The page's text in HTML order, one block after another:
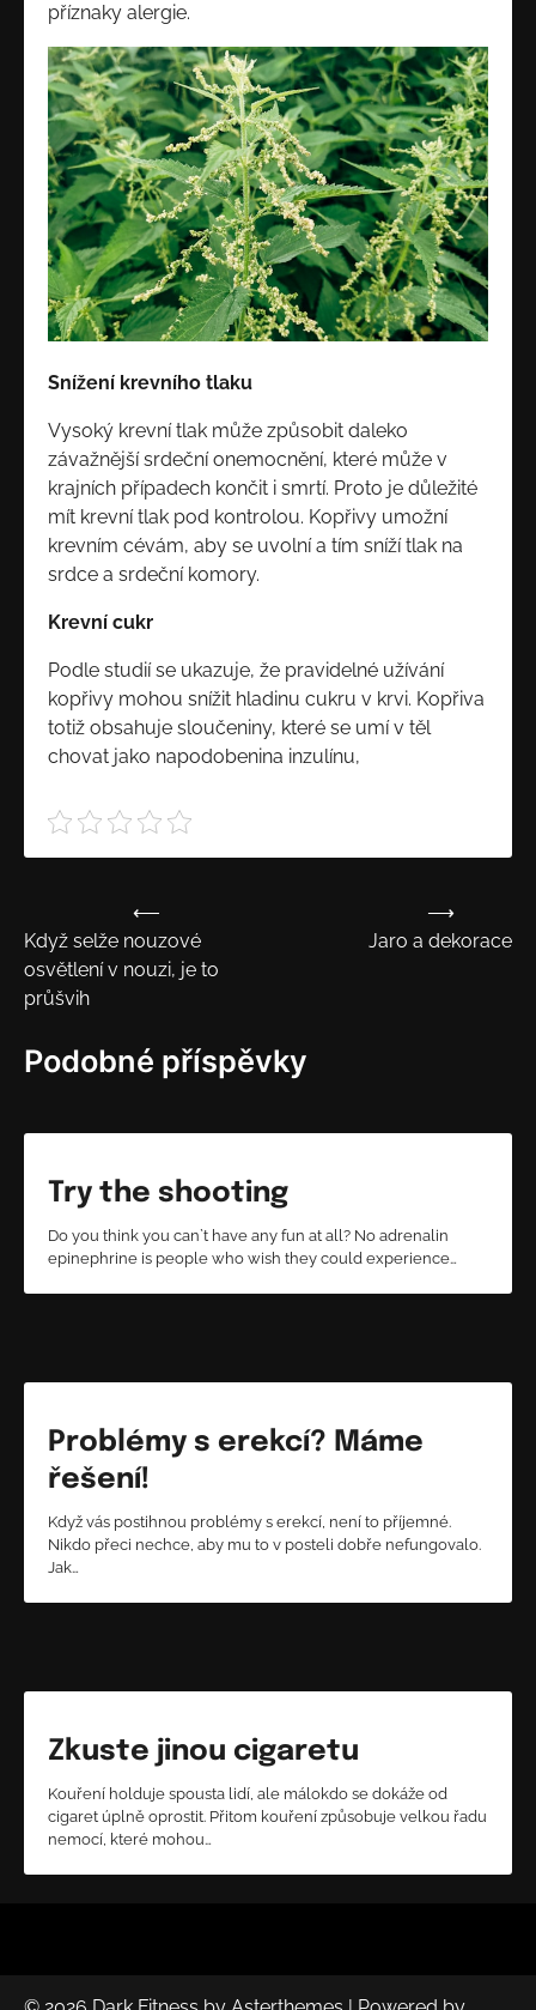
příznaky alergie.
Snížení krevního tlaku
Vysoký krevní tlak může způsobit daleko
závažnější srdeční onemocnění, které může v
krajních případech končit i smrtí. Proto je důležité
mít krevní tlak pod kontrolou. Kopřivy umožní
krevním cévám, aby se uvolní a tím sníží tlak na
srdce a srdeční komory.
Krevní cukr
Podle studií se ukazuje, že pravidelné užívání
kopřivy mohou snížit hladinu cukru v krvi. Kopřiva
totiž obsahuje sloučeniny, které se umí v těl
chovat jako napodobenina inzulínu,
Navigace
pro
příspěvek
⟵
Když selže nouzové
osvětlení v nouzi, je to
průšvih
Jaro a dekorace
⟶
Podobné příspěvky
Try the shooting
Do you think you can`t have any fun at all? No adrenalin
epinephrine is people who wish they could experience…
Problémy s erekcí? Máme
řešení!
Když vás postihnou problémy s erekcí, není to příjemné.
Nikdo přeci nechce, aby mu to v posteli dobře nefungovalo.
Jak…
Zkuste jinou cigaretu
Kouření holduje spousta lidí, ale málokdo se dokáže od
cigaret úplně oprostit. Přitom kouření způsobuje velkou řadu
nemocí, které mohou…